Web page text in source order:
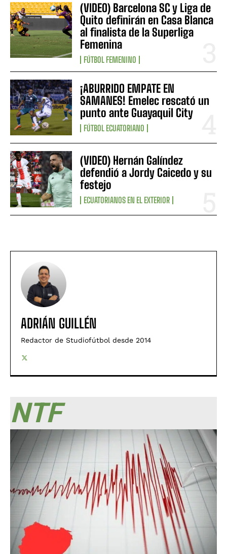
(VIDEO) Barcelona SC y Liga de
Quito definirán en Casa Blanca
al finalista de la Superliga
Femenina
FÚTBOL FEMENINO
¡ABURRIDO EMPATE EN
SAMANES! Emelec rescató un
punto ante Guayaquil City
FÚTBOL ECUATORIANO
(VIDEO) Hernán Galíndez
defendió a Jordy Caicedo y su
festejo
ECUATORIANOS EN EL EXTERIOR
ADRIÁN GUILLÉN
Redactor de Studiofútbol desde 2014
NTF